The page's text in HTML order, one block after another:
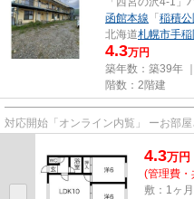
函館本線 「 稲積公
北海道札幌市手稲
4.3万円
築年数：築39年
階数：2階建
対応開始「オンライン内覧」 ーお部
4.3万円
(管理費・
敷：1ヶ